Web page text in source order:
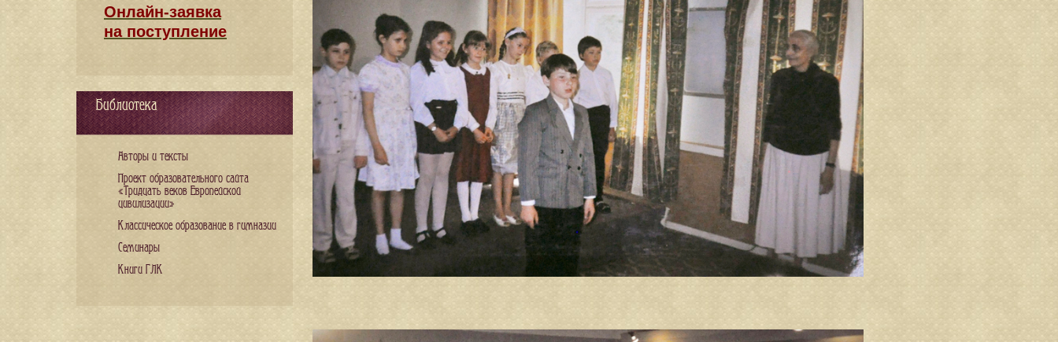
Онлайн-заявка
на поступление
Библиотека
Авторы и тексты
Проект образовательного сайта
«Тридцать веков Европейской
цивилизации»
Классическое образование в гимназии
Семинары
Книги ГЛК